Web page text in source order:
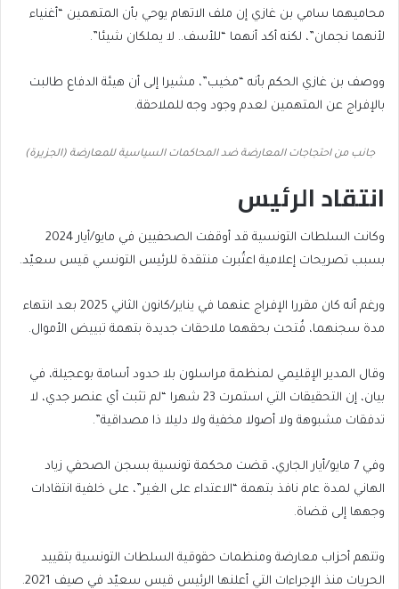
محاميهما سامي بن غازي إن ملف الاتهام يوحي بأن المتهمين “أغنياء
لأنهما نجمان”، لكنه أكد أنهما “للأسف.. لا يملكان شيئا”.
ووصف بن غازي الحكم بأنه “مخيب”، مشيرا إلى أن هيئة الدفاع طالبت
بالإفراج عن المتهمين لعدم وجود وجه للملاحقة.
جانب من احتجاجات المعارضة ضد المحاكمات السياسية للمعارضة (الجزيرة)
انتقاد الرئيس
وكانت السلطات التونسية قد أوقفت الصحفيين في مايو/أيار 2024
بسبب تصريحات إعلامية اعتُبرت منتقدة للرئيس التونسي قيس سعيّد.
ورغم أنه كان مقررا الإفراج عنهما في يناير/كانون الثاني 2025 بعد انتهاء
مدة سجنهما، فُتحت بحقهما ملاحقات جديدة بتهمة تبييض الأموال.
وقال المدير الإقليمي لمنظمة مراسلون بلا حدود أسامة بوعجيلة، في
بيان، إن التحقيقات التي استمرت 23 شهرا “لم تثبت أي عنصر جدي، لا
تدفقات مشبوهة ولا أصولا مخفية ولا دليلا ذا مصداقية”.
وفي 7 مايو/أيار الجاري، قضت محكمة تونسية بسجن الصحفي زياد
الهاني لمدة عام نافذ بتهمة “الاعتداء على الغير”، على خلفية انتقادات
وجهها إلى قضاة.
وتتهم أحزاب معارضة ومنظمات حقوقية السلطات التونسية بتقييد
الحريات منذ الإجراءات التي أعلنها الرئيس قيس سعيّد في صيف 2021.